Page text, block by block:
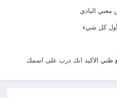
البادي
أول كل شيء
ظني الاكيد انك ذرب على اسمك